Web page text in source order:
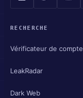
RECHERCHE
Vérificateur de compte
LeakRadar
Dark Web